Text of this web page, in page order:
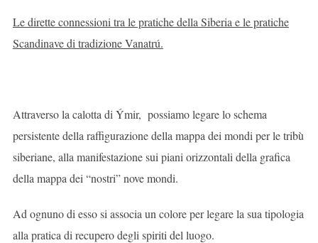
Le dirette connessioni tra le pratiche della Siberia e le pratiche
Scandinave di tradizione Vanatrú.
Attraverso la calotta di Ýmir, possiamo legare lo schema
persistente della raffigurazione della mappa dei mondi per le tribù
siberiane, alla manifestazione sui piani orizzontali della grafica
della mappa dei “nostri” nove mondi.
Ad ognuno di esso si associa un colore per legare la sua tipologia
alla pratica di recupero degli spiriti del luogo.